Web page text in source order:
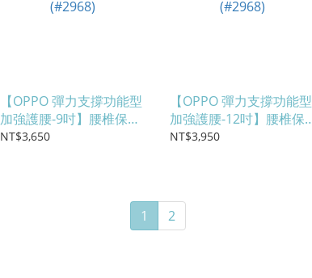
【OPPO 彈力支撐功能型
加強護腰-9吋】腰椎保護
NT$3,650
【OPPO 彈力支撐功能型
加強護腰-12吋】腰椎保
護│提供腰背支撐
NT$3,950
1 2